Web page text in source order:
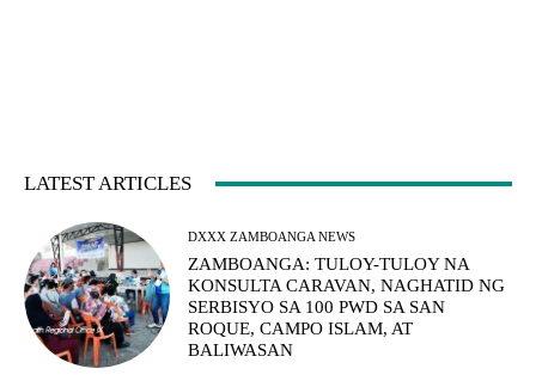
LATEST ARTICLES
DXXX ZAMBOANGA NEWS
ZAMBOANGA: TULOY-TULOY NA
KONSULTA CARAVAN, NAGHATID NG
SERBISYO SA 100 PWD SA SAN
ROQUE, CAMPO ISLAM, AT
BALIWASAN